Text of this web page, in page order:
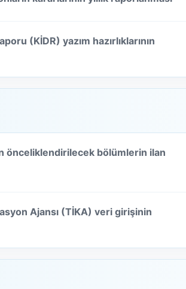
(KİDR) yazım hazırlıklarının
önceliklendirilecek bölümlerin ilan
Ajansı (TİKA) veri girişinin